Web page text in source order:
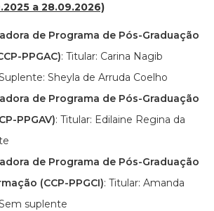
a 28.09.2026)
de Programa de Pós-Graduação
PPGAC): Titular: Carina Nagib
Sheyla de Arruda Coelho
de Programa de Pós-Graduação
PPGAV): Titular: Edilaine Regina da
de Programa de Pós-Graduação
(CCP-PPGCI): Titular: Amanda
suplente